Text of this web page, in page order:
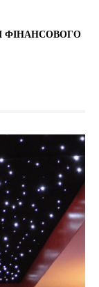
ФІНАНСОВОГО